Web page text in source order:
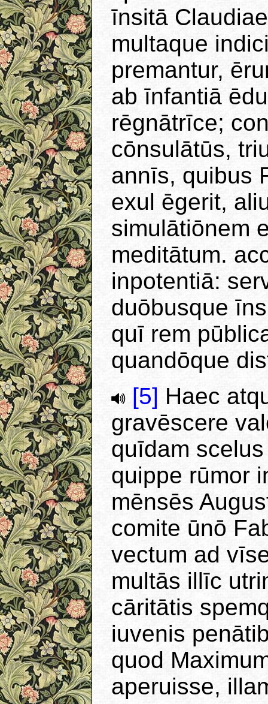
īnsitā
multaque
premantur,
ab īnfantiā
rēgnātrīce;
cōnsulātūs,
annīs, quibus
exul ēgerit,
simulātiōnem
meditātum.
inpotentiā:
duōbusque
quī rem
quandōque
[5] Haec
gravēscere
quīdam
quippe rūmor
mēnsēs
comite ūnō
vectum ad
multās illīc
cāritātis
iuvenis
quod
aperuisse,